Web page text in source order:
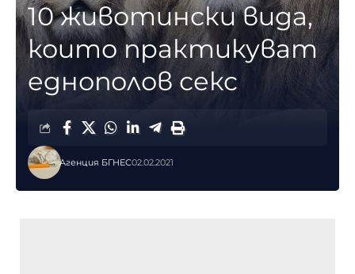
10 животински вида,
които практикуват
еднополов секс
Агенция БГНЕС02.02.2021